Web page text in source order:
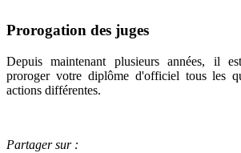
Prorogation des juges
Depuis maintenant plusieurs années, il
proroger votre diplôme d'officiel tous les
actions différentes.
Partager sur :